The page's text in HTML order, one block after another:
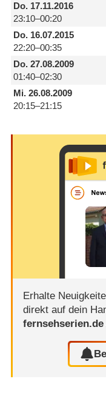
Do.17.11.2016
23:10–00:20
Do.16.07.2015
22:20–00:35
Do.27.08.2009
01:40–02:30
Mi.26.08.2009
20:15–21:15
Erhalte
direkt auf dein
fernsehserien.de